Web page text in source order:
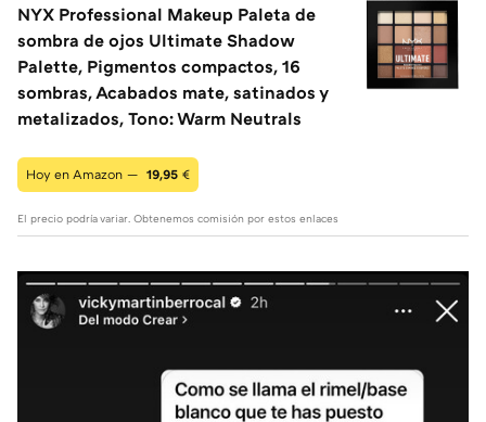
NYX Professional Makeup Paleta de
sombra de ojos Ultimate Shadow
Palette, Pigmentos compactos, 16
sombras, Acabados mate, satinados y
metalizados, Tono: Warm Neutrals
Hoy en Amazon — 19,95 €
El precio podría variar. Obtenemos comisión por estos enlaces